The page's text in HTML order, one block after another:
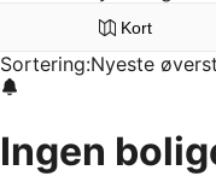
Kort
Sortering:Nyeste øverst
Ingen